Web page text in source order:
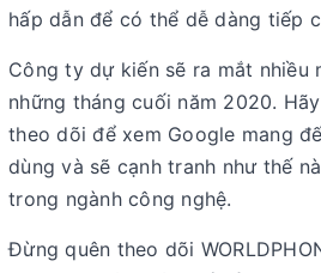
hấp dẫn để có thể dễ dàng tiếp
Công ty dự kiến sẽ ra mắt nhiều
những tháng cuối năm 2020.
theo dõi để xem Google mang
dùng và sẽ cạnh tranh như thế
trong ngành công nghệ.
Đừng quên theo dõi